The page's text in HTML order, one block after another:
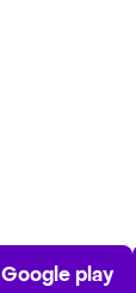
Play Store
Google play